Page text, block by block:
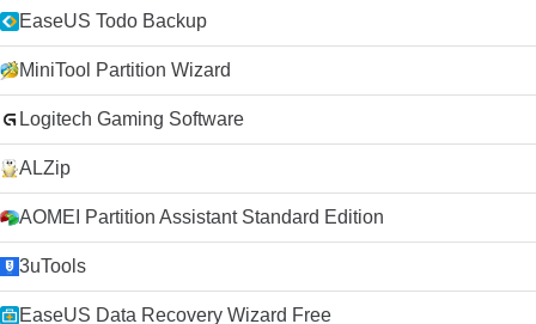
EaseUS Todo Backup
MiniTool Partition Wizard
Logitech Gaming Software
ALZip
AOMEI Partition Assistant Standard Edition
3uTools
EaseUS Data Recovery Wizard Free